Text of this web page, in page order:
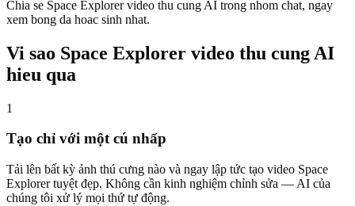
Chia se Space Explorer video thu cung AI trong nhom chat, ngay
xem bong da hoac sinh nhat.
Vi sao Space Explorer video thu cung AI
hieu qua
1
Tạo chỉ với một cú nhấp
Tải lên bất kỳ ảnh thú cưng nào và ngay lập tức tạo video Space
Explorer tuyệt đẹp. Không cần kinh nghiệm chỉnh sửa — AI của
chúng tôi xử lý mọi thứ tự động.